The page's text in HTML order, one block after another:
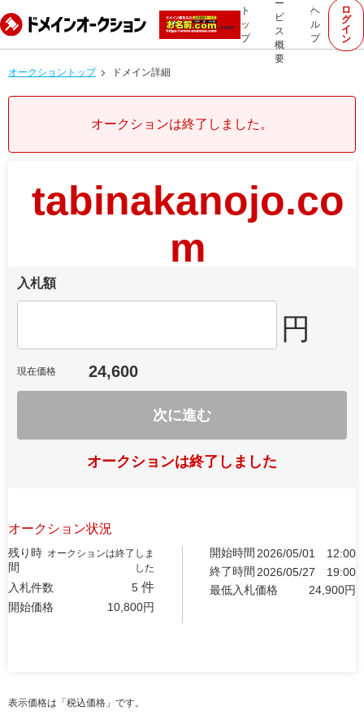
ト
ッ
プ
ー
ビ
ス
概
要
ヘ
ル
プ
ロ
グ
イ
ン
オークショントップ ドメイン詳細
オークションは終了しました。
tabinakanojo.co
m
入札額
円
現在価格 24,600
次に進む
オークションは終了しました
オークション状況
残り時
間
オークションは終了しま
した
入札件数 5 件
開始価格 10,800円
開始時間 2026/05/01
12:00
終了時間 2026/05/27
19:00
最低入札価格
24,900円
表示価格は「税込価格」です。